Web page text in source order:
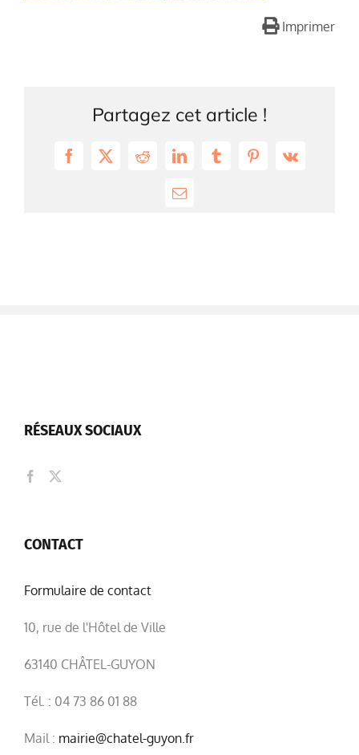
Imprimer
Partagez cet article !
Facebook
X RedditLinkedInTumblrPinterest
Vk
Email
RÉSEAUX SOCIAUX
CONTACT
Formulaire de contact
10, rue de l'Hôtel de Ville
63140 CHÂTEL-GUYON
Tél. : 04 73 86 01 88
Mail : mairie@chatel-guyon.fr